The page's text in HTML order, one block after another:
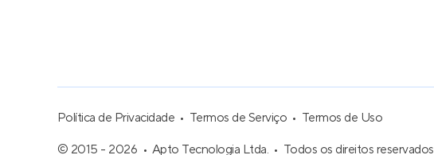
Política de Privacidade Termos de Serviço
Termos de Uso
© 2015 - 2026
Apto Tecnologia Ltda. Todos os direitos reservados